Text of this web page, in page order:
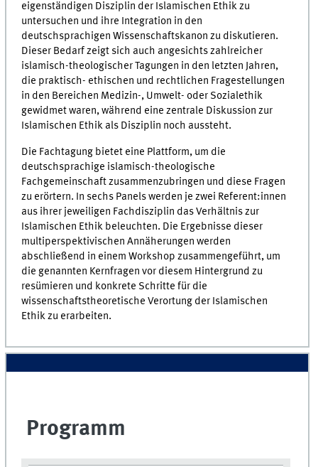
eigenständigen Disziplin der Islamischen Ethik zu
untersuchen und ihre Integration in den
deutschsprachigen Wissenschaftskanon zu diskutieren.
Dieser Bedarf zeigt sich auch angesichts zahlreicher
islamisch-theologischer Tagungen in den letzten Jahren,
die praktisch- ethischen und rechtlichen Fragestellungen
in den Bereichen Medizin-, Umwelt- oder Sozialethik
gewidmet waren, während eine zentrale Diskussion zur
Islamischen Ethik als Disziplin noch aussteht.
Die Fachtagung bietet eine Plattform, um die
deutschsprachige islamisch-theologische
Fachgemeinschaft zusammenzubringen und diese Fragen
zu erörtern. In sechs Panels werden je zwei Referent:innen
aus ihrer jeweiligen Fachdisziplin das Verhältnis zur
Islamischen Ethik beleuchten. Die Ergebnisse dieser
multiperspektivischen Annäherungen werden
abschließend in einem Workshop zusammengeführt, um
die genannten Kernfragen vor diesem Hintergrund zu
resümieren und konkrete Schritte für die
wissenschaftstheoretische Verortung der Islamischen
Ethik zu erarbeiten.
Programm